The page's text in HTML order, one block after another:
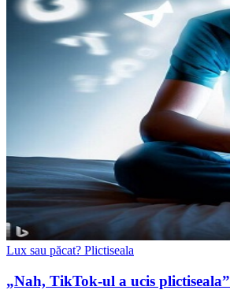
Lux sau păcat? Plictiseala
„Nah, TikTok-ul a ucis plictiseala”